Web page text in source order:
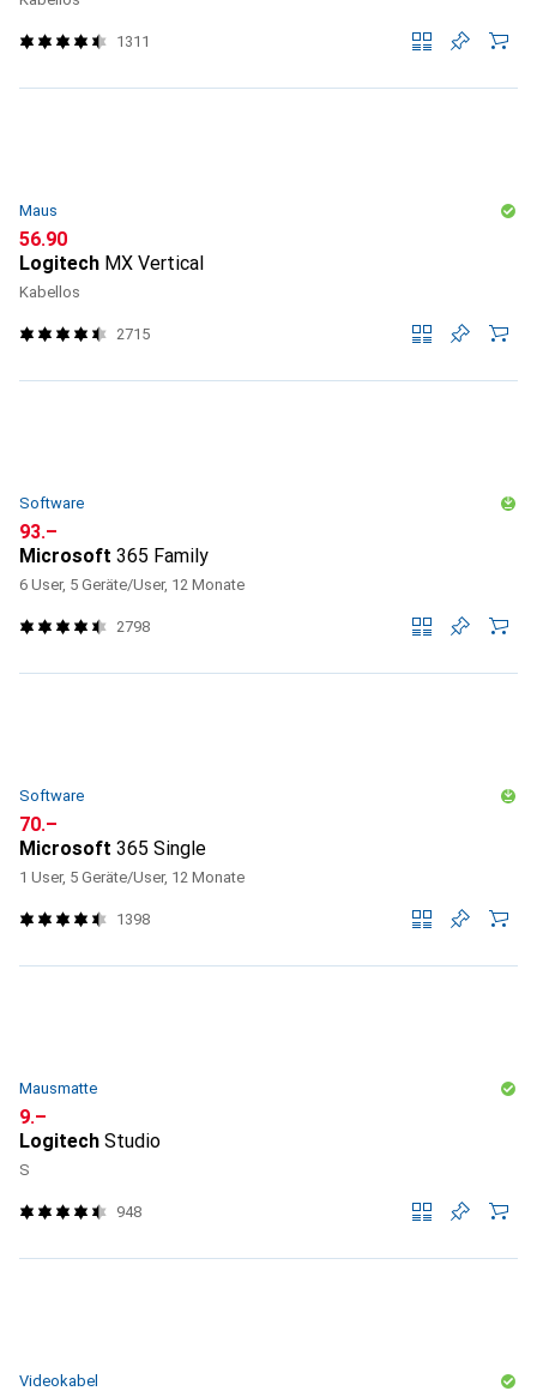
1311
Maus
CHF
56.90
Logitech MX Vertical
Kabellos
2715
Software
CHF
93.–
Microsoft 365 Family
6 User, 5 Geräte/User, 12 Monate
2798
Software
CHF
70.–
Microsoft 365 Single
1 User, 5 Geräte/User, 12 Monate
1398
Mausmatte
CHF
9.–
Logitech Studio
S
948
Videokabel